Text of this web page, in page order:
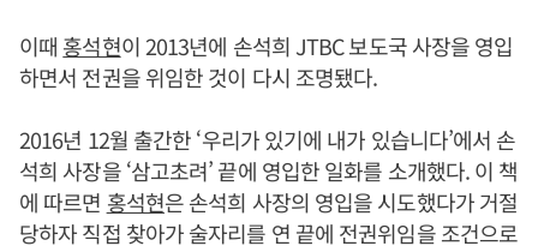
이때 홍석현이 2013년에 손석희 JTBC 보도국 사장을 영입
하면서 전권을 위임한 것이 다시 조명됐다.
2016년 12월 출간한 ‘우리가 있기에 내가 있습니다’에서 손
석희 사장을 ‘삼고초려’ 끝에 영입한 일화를 소개했다. 이 책
에 따르면 홍석현은 손석희 사장의 영입을 시도했다가 거절
당하자 직접 찾아가 술자리를 연 끝에 전권위임을 조건으로